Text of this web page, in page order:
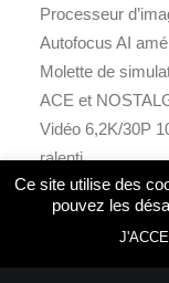
Processeur
Autofocus AI
Molette de
ACE et
Vidéo 6,2K/30P
ralenti
Stabilisation
enregistrements
Flash
Mode AUTO
Ce site utilise des
pouvez les